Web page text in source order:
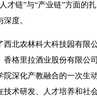
才链”与“产业链”方面的
度。
西北农林科大科技园有限
香格里拉酒业股份有限公
院深化产教融合的一次生
技术研发、人才培养和社